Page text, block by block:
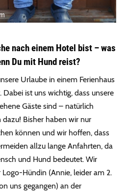
nach einem Hotel bist – was
Du mit Hund reist?
Urlaube in einem Ferienhaus
ist uns wichtig, dass unsere
Gäste sind – natürlich
dazu! Bisher haben wir nur
können und wir hoffen, dass
allzu lange Anfahrten, da
und Hund bedeutet. Wir
Hündin (Annie, leider am 2.
uns gegangen) an der